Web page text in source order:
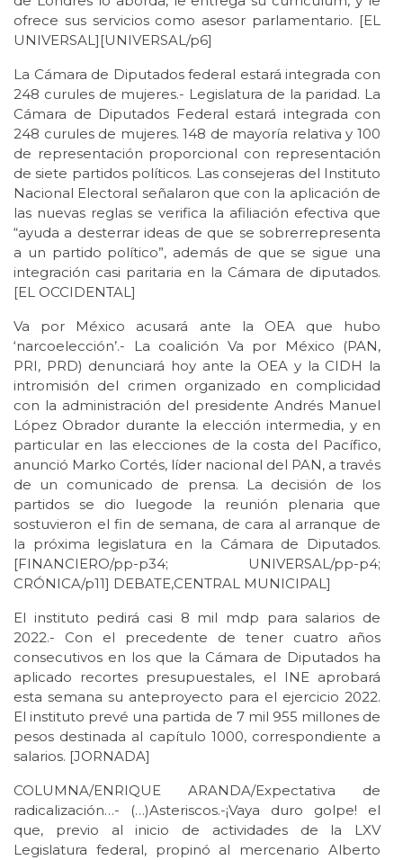
ofrece sus servicios como asesor parlamentario. [EL
UNIVERSAL][UNIVERSAL/p6]
La Cámara de Diputados federal estará integrada con
248 curules de mujeres.- Legislatura de la paridad. La
Cámara de Diputados Federal estará integrada con
248 curules de mujeres. 148 de mayoría relativa y 100
de representación proporcional con representación
de siete partidos políticos. Las consejeras del Instituto
Nacional Electoral señalaron que con la aplicación de
las nuevas reglas se verifica la afiliación efectiva que
“ayuda a desterrar ideas de que se sobrerrepresenta
a un partido político”, además de que se sigue una
integración casi paritaria en la Cámara de diputados.
[EL OCCIDENTAL]
Va por México acusará ante la OEA que hubo
‘narcoelección’.- La coalición Va por México (PAN,
PRI, PRD) denunciará hoy ante la OEA y la CIDH la
intromisión del crimen organizado en complicidad
con la administración del presidente Andrés Manuel
López Obrador durante la elección intermedia, y en
particular en las elecciones de la costa del Pacífico,
anunció Marko Cortés, líder nacional del PAN, a través
de un comunicado de prensa. La decisión de los
partidos se dio luegode la reunión plenaria que
sostuvieron el fin de semana, de cara al arranque de
la próxima legislatura en la Cámara de Diputados.
[FINANCIERO/pp-p34; UNIVERSAL/pp-p4;
CRÓNICA/p11] DEBATE,CENTRAL MUNICIPAL]
El instituto pedirá casi 8 mil mdp para salarios de
2022.- Con el precedente de tener cuatro años
consecutivos en los que la Cámara de Diputados ha
aplicado recortes presupuestales, el INE aprobará
esta semana su anteproyecto para el ejercicio 2022.
El instituto prevé una partida de 7 mil 955 millones de
pesos destinada al capítulo 1000, correspondiente a
salarios. [JORNADA]
COLUMNA/ENRIQUE ARANDA/Expectativa de
radicalización…- (…)Asteriscos.-¡Vaya duro golpe! el
que, previo al inicio de actividades de la LXV
Legislatura federal, propinó al mercenario Alberto